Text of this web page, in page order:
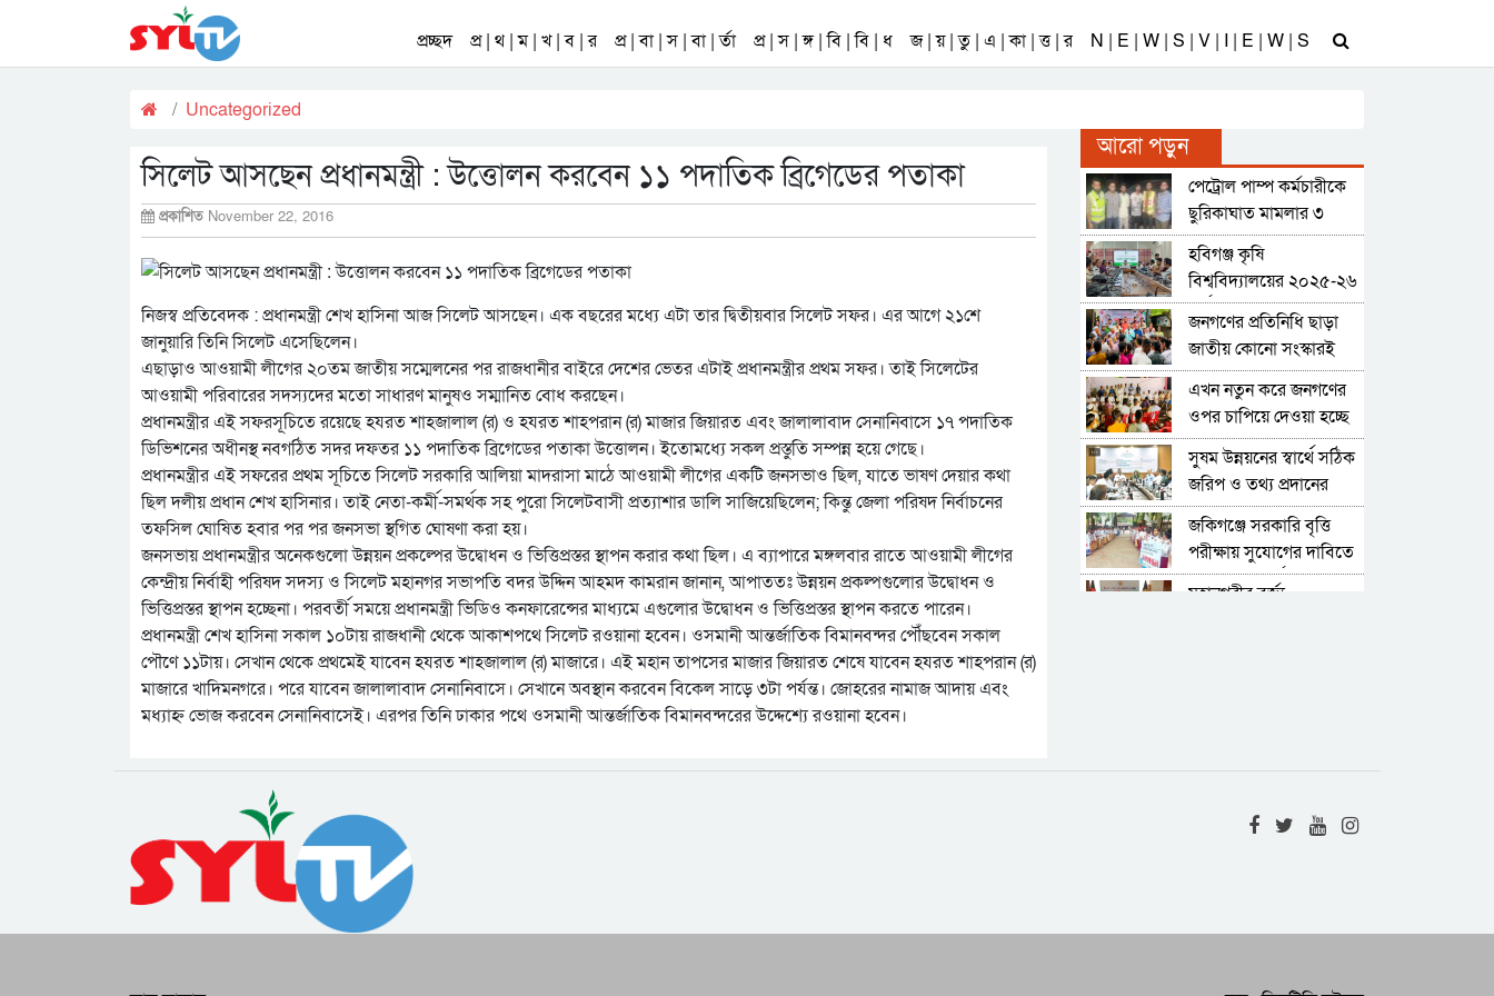
প্রচ্ছদ প্র | থ | ম | খ | ব | র প্র | বা | স | বা | র্তা প্র | স | ঙ্গ | বি | বি | ধ জ | য় | তু | এ | কা | ত্ত | র N | E | W | S | V | I | E | W | S
Uncategorized
সিলেট আসছেন প্রধানমন্ত্রী : উত্তোলন করবেন ১১ পদাতিক ব্রিগেডের পতাকা
প্রকাশিত November 22, 2016
নিজস্ব প্রতিবেদক : প্রধানমন্ত্রী শেখ হাসিনা আজ সিলেট আসছেন। এক বছরের মধ্যে এটা তার দ্বিতীয়বার সিলেট সফর। এর আগে ২১শে
জানুয়ারি তিনি সিলেট এসেছিলেন।
এছাড়াও আওয়ামী লীগের ২০তম জাতীয় সম্মেলনের পর রাজধানীর বাইরে দেশের ভেতর এটাই প্রধানমন্ত্রীর প্রথম সফর। তাই সিলেটের
আওয়ামী পরিবারের সদস্যদের মতো সাধারণ মানুষও সম্মানিত বোধ করছেন।
প্রধানমন্ত্রীর এই সফরসূচিতে রয়েছে হযরত শাহজালাল (র) ও হযরত শাহপরান (র) মাজার জিয়ারত এবং জালালাবাদ সেনানিবাসে ১৭ পদাতিক
ডিভিশনের অধীনস্থ নবগঠিত সদর দফতর ১১ পদাতিক ব্রিগেডের পতাকা উত্তোলন। ইতোমধ্যে সকল প্রস্তুতি সম্পন্ন হয়ে গেছে।
প্রধানমন্ত্রীর এই সফরের প্রথম সূচিতে সিলেট সরকারি আলিয়া মাদরাসা মাঠে আওয়ামী লীগের একটি জনসভাও ছিল, যাতে ভাষণ দেয়ার কথা
ছিল দলীয় প্রধান শেখ হাসিনার। তাই নেতা-কর্মী-সমর্থক সহ পুরো সিলেটবাসী প্রত্যাশার ডালি সাজিয়েছিলেন; কিন্তু জেলা পরিষদ নির্বাচনের
তফসিল ঘোষিত হবার পর পর জনসভা স্থগিত ঘোষণা করা হয়।
জনসভায় প্রধানমন্ত্রীর অনেকগুলো উন্নয়ন প্রকল্পের উদ্বোধন ও ভিত্তিপ্রস্তর স্থাপন করার কথা ছিল। এ ব্যাপারে মঙ্গলবার রাতে আওয়ামী লীগের
কেন্দ্রীয় নির্বাহী পরিষদ সদস্য ও সিলেট মহানগর সভাপতি বদর উদ্দিন আহমদ কামরান জানান, আপাততঃ উন্নয়ন প্রকল্পগুলোর উদ্বোধন ও
ভিত্তিপ্রস্তর স্থাপন হচ্ছেনা। পরবর্তী সময়ে প্রধানমন্ত্রী ভিডিও কনফারেন্সের মাধ্যমে এগুলোর উদ্বোধন ও ভিত্তিপ্রস্তর স্থাপন করতে পারেন।
প্রধানমন্ত্রী শেখ হাসিনা সকাল ১০টায় রাজধানী থেকে আকাশপথে সিলেট রওয়ানা হবেন। ওসমানী আন্তর্জাতিক বিমানবন্দর পৌঁছবেন সকাল
পৌণে ১১টায়। সেখান থেকে প্রথমেই যাবেন হযরত শাহজালাল (র) মাজারে। এই মহান তাপসের মাজার জিয়ারত শেষে যাবেন হযরত শাহপরান (র)
মাজারে খাদিমনগরে। পরে যাবেন জালালাবাদ সেনানিবাসে। সেখানে অবস্থান করবেন বিকেল সাড়ে ৩টা পর্যন্ত। জোহরের নামাজ আদায় এবং
মধ্যাহ্ন ভোজ করবেন সেনানিবাসেই। এরপর তিনি ঢাকার পথে ওসমানী আন্তর্জাতিক বিমানবন্দরের উদ্দেশ্যে রওয়ানা হবেন।
আরো পড়ুন
পেট্রোল পাম্প কর্মচারীকে
ছুরিকাঘাত মামলার ৩
আসামি গ্রেফতার
হবিগঞ্জ কৃষি
বিশ্ববিদ্যালয়ের ২০২৫-২৬
অর্থবছরের ১৬ কোটি ৩৪
লাখ টাকার বাজেট ঘোষণা
জনগণের প্রতিনিধি ছাড়া
জাতীয় কোনো সংস্কারই
কার্যকর সম্ভব নয় : আব্দুল
কাইয়ুম চৌধুরী
এখন নতুন করে জনগণের
ওপর চাপিয়ে দেওয়া হচ্ছে
কর্তৃত্ববাদী শাসনব্যবস্থা :
কাইয়ুম চৌধুরী
সুষম উন্নয়নের স্বার্থে সঠিক
জরিপ ও তথ্য প্রদানের
বিকল্প নেই : পরিসংখ্যান
ও তথ্য ব্যবস্থাপনা সচিব
জকিগঞ্জে সরকারি বৃত্তি
পরীক্ষায় সুযোগের দাবিতে
শিক্ষক শিক্ষার্থী ও
মহানগরীর বর্জ্য
সংবাদ সম্মেলনে অভিযোগ
হত্যামামলার দ্রুত বিচার
জুলাই-আগস্ট গণঅভ্যুত্থান
জনগণের অদম্য